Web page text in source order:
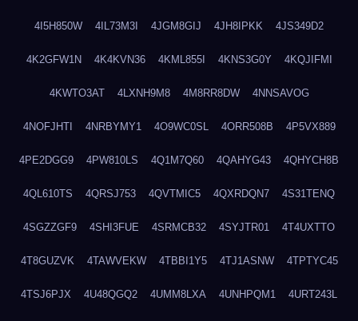
4I5H850W 4IL73M3I 4JGM8GIJ 4JH8IPKK 4JS349D2
4K2GFW1N 4K4KVN36 4KML855I 4KNS3G0Y 4KQJIFMI
4KWTO3AT 4LXNH9M8 4M8RR8DW 4NNSAVOG
4NOFJHTI 4NRBYMY1 4O9WC0SL 4ORR508B 4P5VX889
4PE2DGG9 4PW810LS 4Q1M7Q60 4QAHYG43 4QHYCH8B
4QL610TS 4QRSJ753 4QVTMIC5 4QXRDQN7 4S31TENQ
4SGZZGF9 4SHI3FUE 4SRMCB32 4SYJTR01 4T4UXTTO
4T8GUZVK 4TAWVEKW 4TBBI1Y5 4TJ1ASNW 4TPTYC45
4TSJ6PJX 4U48QGQ2 4UMM8LXA 4UNHPQM1 4URT243L